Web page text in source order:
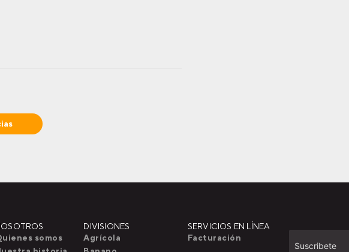
somos
DIVISIONES
Agrícola
SERVICIOS EN LÍNEA
Facturación